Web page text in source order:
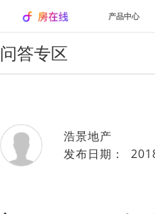
产品中心
问答专区
浩景地产
发布日期：